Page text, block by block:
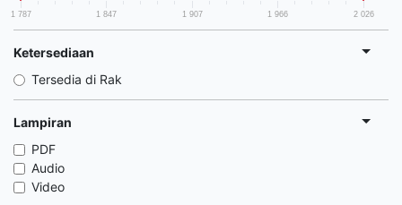
1 787 1 847 1 907 1 966 2 026
Ketersediaan
Tersedia di Rak
Lampiran
PDF
Audio
Video